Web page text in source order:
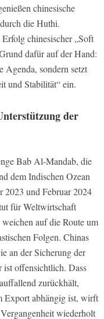
chinesische
die Huthi.
chinesischer „Soft
dafür auf der Hand:
Agenda, sondern setzt
und Stabilität“ ein.
der
Bab Al-Mandab, die
dem Indischen Ozean
2023 und Februar 2024
für Weltwirtschaft
auf die Route um
Folgen. Chinas
an der Sicherung der
ist offensichtlich. Dass
zurückhält,
Export abhängig ist, wirft
wiederholt